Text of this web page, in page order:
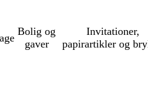
Bolig og
gaver
Invitationer,
papirartikler og